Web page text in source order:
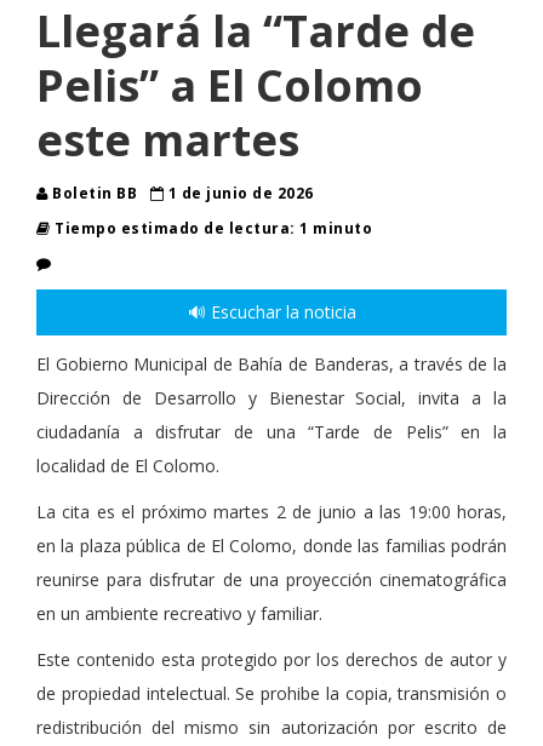
Llegará la “Tarde de
Pelis” a El Colomo
este martes
Boletin BB
1 de junio de 2026
Tiempo estimado de lectura: 1 minuto
🔊 Escuchar la noticia
El Gobierno Municipal de Bahía de Banderas, a través de la
Dirección de Desarrollo y Bienestar Social, invita a la
ciudadanía a disfrutar de una “Tarde de Pelis” en la
localidad de El Colomo.
La cita es el próximo martes 2 de junio a las 19:00 horas,
en la plaza pública de El Colomo, donde las familias podrán
reunirse para disfrutar de una proyección cinematográfica
en un ambiente recreativo y familiar.
Este contenido esta protegido por los derechos de autor y
de propiedad intelectual. Se prohibe la copia, transmisión o
redistribución del mismo sin autorización por escrito de